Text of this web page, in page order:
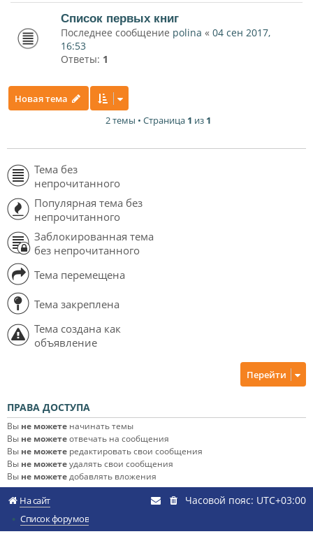
Список первых книг
Последнее сообщение polina « 04 сен 2017,
16:53
Ответы: 1
Новая тема
2 темы • Страница 1 из 1
Тема без
непрочитанного
Популярная тема без
непрочитанного
Заблокированная тема
без непрочитанного
Тема перемещена
Тема закреплена
Тема создана как
объявление
Перейти
ПРАВА ДОСТУПА
Вы не можете начинать темы
Вы не можетеотвечать на сообщения
Вы не можете редактировать свои сообщения
Вы не можетеудалять свои сообщения
Вы не можетедобавлять вложения
На сайт
Список форумов
Часовой пояс: UTC+03:00